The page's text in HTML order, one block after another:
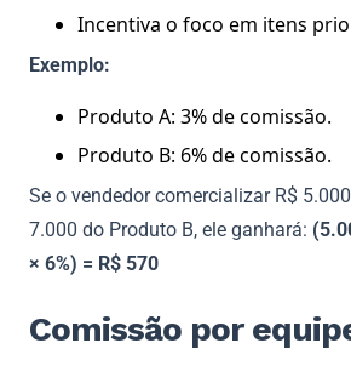
Incentiva o foco em itens
Exemplo:
Produto A: 3% de comissão.
Produto B: 6% de comissão.
Se o vendedor comercializar R$
7.000 do Produto B, ele ganhará:
× 6%) = R$ 570
Comissão por